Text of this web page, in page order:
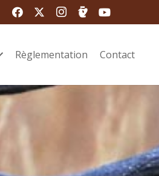
Règlementation Contact